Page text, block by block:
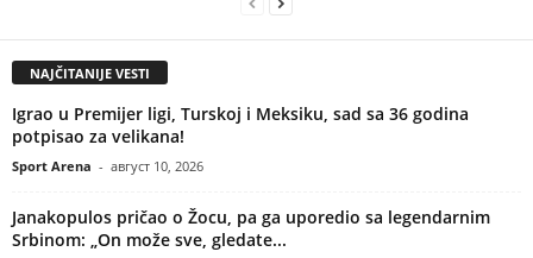
NAJČITANIJE VESTI
Igrao u Premijer ligi, Turskoj i Meksiku, sad sa 36 godina
potpisao za velikana!
Sport Arena - август 10, 2026
Janakopulos pričao o Žocu, pa ga uporedio sa legendarnim
Srbinom: „On može sve, gledate...